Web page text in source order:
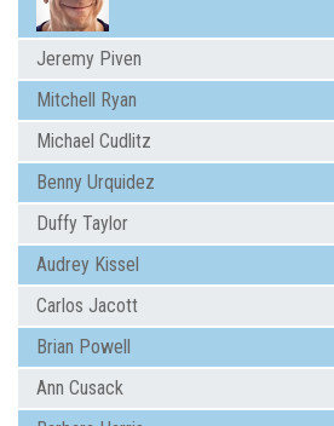
Jeremy Piven
Mitchell Ryan
Michael Cudlitz
Benny Urquidez
Duffy Taylor
Audrey Kissel
Carlos Jacott
Brian Powell
Ann Cusack